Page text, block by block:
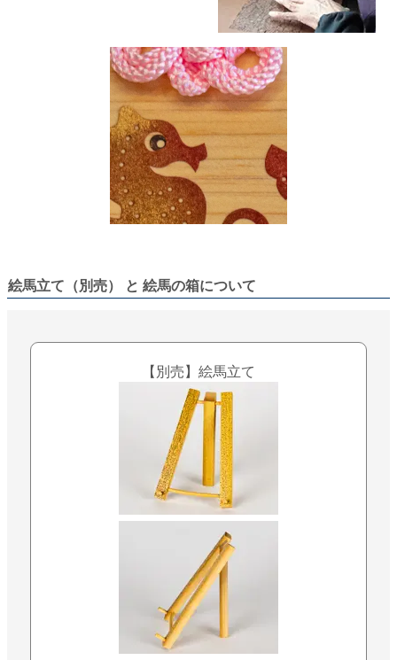
絵馬立て（別売） と 絵馬の箱について
【別売】絵馬立て